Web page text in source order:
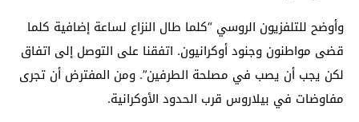
وأوضح للتلفزيون الروسي “كلما طال النزاع لساعة إضافية كلما
قضى مواطنون وجنود أوكرانيون. اتفقنا على التوصل إلى اتفاق
لكن يجب أن يصب في مصلحة الطرفين”. ومن المفترض أن تجرى
مفاوضات في بيلاروس قرب الحدود الأوكرانية.